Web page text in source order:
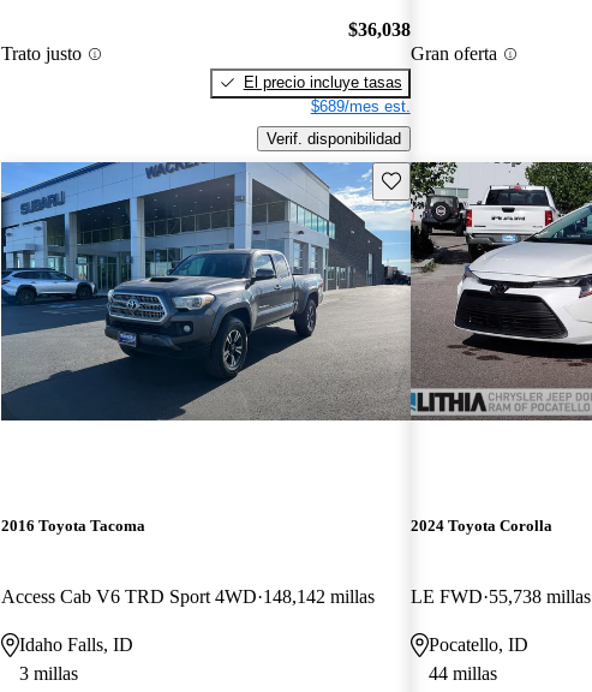
Trato justo
$36,038
El precio incluye tasas
$689/mes est.
Verif. disponibilidad
Gran oferta
Guarda este Aviso
2016 Toyota Tacoma
Access Cab V6 TRD Sport 4WD 148,142 millas
Idaho Falls, ID
3 millas
2024 Toyota Corolla
LE FWD 55,738 millas
Pocatello, ID
44 millas